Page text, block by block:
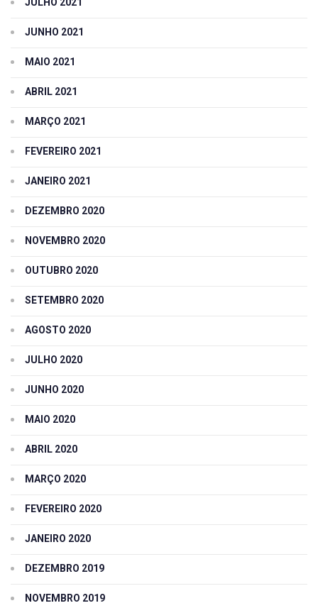
JULHO 2021
JUNHO 2021
MAIO 2021
ABRIL 2021
MARÇO 2021
FEVEREIRO 2021
JANEIRO 2021
DEZEMBRO 2020
NOVEMBRO 2020
OUTUBRO 2020
SETEMBRO 2020
AGOSTO 2020
JULHO 2020
JUNHO 2020
MAIO 2020
ABRIL 2020
MARÇO 2020
FEVEREIRO 2020
JANEIRO 2020
DEZEMBRO 2019
NOVEMBRO 2019